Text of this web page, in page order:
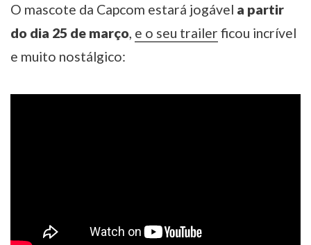
O mascote da Capcom estará jogável a partir
do dia 25 de março, e o seu trailer ficou incrível
e muito nostálgico: